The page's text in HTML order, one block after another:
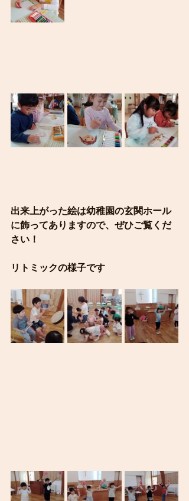
出来上がった絵は幼稚園の玄関ホール
に飾ってありますので、ぜひご覧くだ
さい！
リトミックの様子です